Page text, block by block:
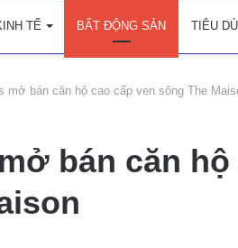
TẾ BẤT ĐỘNG SẢN TIÊU
mở bán căn hộ cao cấp ven sông The
bán căn hộ